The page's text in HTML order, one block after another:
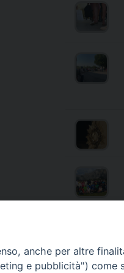
anche per altre
e pubblicità") come